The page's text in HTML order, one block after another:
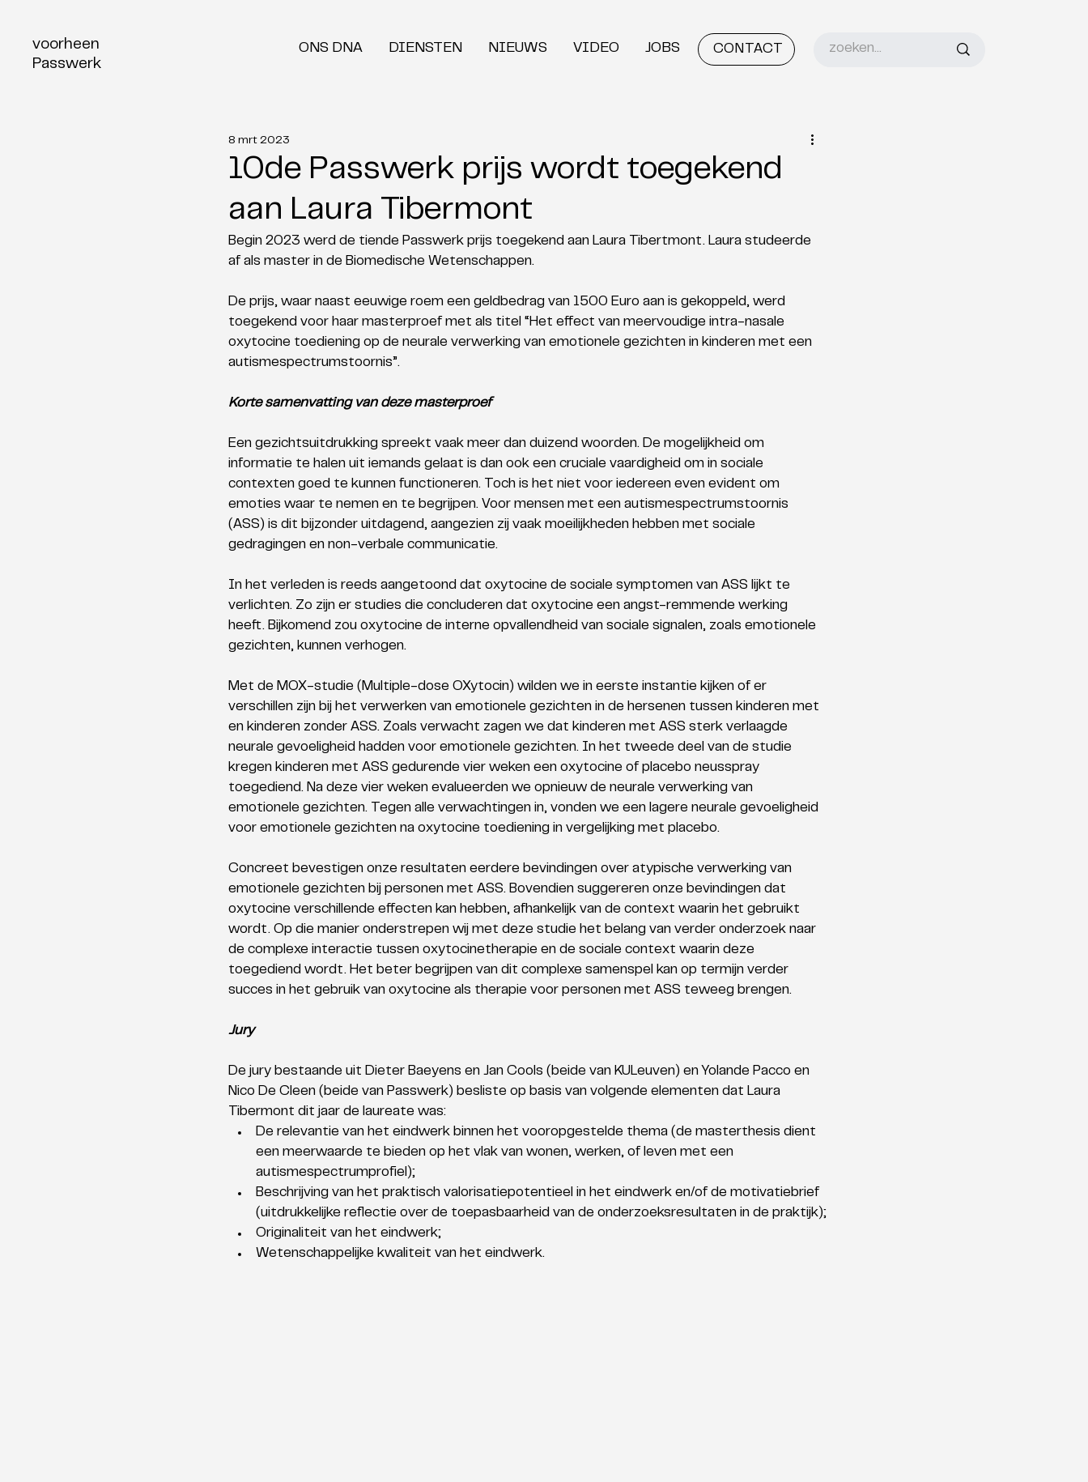
voorheen
Passwerk
CONTACT
ONS DNA DIENSTEN NIEUWS VIDEO JOBS
10de Passwerk prijs wordt toegekend
aan Laura Tibermont
8 mrt 2023
Begin 2023 werd de tiende Passwerk prijs toegekend aan Laura Tibertmont. Laura studeerde
af als master in de Biomedische Wetenschappen.
De prijs, waar naast eeuwige roem een geldbedrag van 1500 Euro aan is gekoppeld, werd
toegekend voor haar masterproef met als titel “Het effect van meervoudige intra-nasale
oxytocine toediening op de neurale verwerking van emotionele gezichten in kinderen met een
autismespectrumstoornis”.
Korte samenvatting van deze masterproef
Een gezichtsuitdrukking spreekt vaak meer dan duizend woorden. De mogelijkheid om
informatie te halen uit iemands gelaat is dan ook een cruciale vaardigheid om in sociale
contexten goed te kunnen functioneren. Toch is het niet voor iedereen even evident om
emoties waar te nemen en te begrijpen. Voor mensen met een autismespectrumstoornis
(ASS) is dit bijzonder uitdagend, aangezien zij vaak moeilijkheden hebben met sociale
gedragingen en non-verbale communicatie.
In het verleden is reeds aangetoond dat oxytocine de sociale symptomen van ASS lijkt te
verlichten. Zo zijn er studies die concluderen dat oxytocine een angst-remmende werking
heeft. Bijkomend zou oxytocine de interne opvallendheid van sociale signalen, zoals emotionele
gezichten, kunnen verhogen.
Met de MOX-studie (Multiple-dose OXytocin) wilden we in eerste instantie kijken of er
verschillen zijn bij het verwerken van emotionele gezichten in de hersenen tussen kinderen met
en kinderen zonder ASS. Zoals verwacht zagen we dat kinderen met ASS sterk verlaagde
neurale gevoeligheid hadden voor emotionele gezichten. In het tweede deel van de studie
kregen kinderen met ASS gedurende vier weken een oxytocine of placebo neusspray
toegediend. Na deze vier weken evalueerden we opnieuw de neurale verwerking van
emotionele gezichten. Tegen alle verwachtingen in, vonden we een lagere neurale gevoeligheid
voor emotionele gezichten na oxytocine toediening in vergelijking met placebo.
Concreet bevestigen onze resultaten eerdere bevindingen over atypische verwerking van
emotionele gezichten bij personen met ASS. Bovendien suggereren onze bevindingen dat
oxytocine verschillende effecten kan hebben, afhankelijk van de context waarin het gebruikt
wordt. Op die manier onderstrepen wij met deze studie het belang van verder onderzoek naar
de complexe interactie tussen oxytocinetherapie en de sociale context waarin deze
toegediend wordt. Het beter begrijpen van dit complexe samenspel kan op termijn verder
succes in het gebruik van oxytocine als therapie voor personen met ASS teweeg brengen.
Jury
De jury bestaande uit Dieter Baeyens en Jan Cools (beide van KULeuven) en Yolande Pacco en
Nico De Cleen (beide van Passwerk) besliste op basis van volgende elementen dat Laura
Tibermont dit jaar de laureate was:
De relevantie van het eindwerk binnen het vooropgestelde thema (de masterthesis dient
een meerwaarde te bieden op het vlak van wonen, werken, of leven met een
autismespectrumprofiel);
Beschrijving van het praktisch valorisatiepotentieel in het eindwerk en/of de motivatiebrief
(uitdrukkelijke reflectie over de toepasbaarheid van de onderzoeksresultaten in de praktijk);
Originaliteit van het eindwerk;
Wetenschappelijke kwaliteit van het eindwerk.